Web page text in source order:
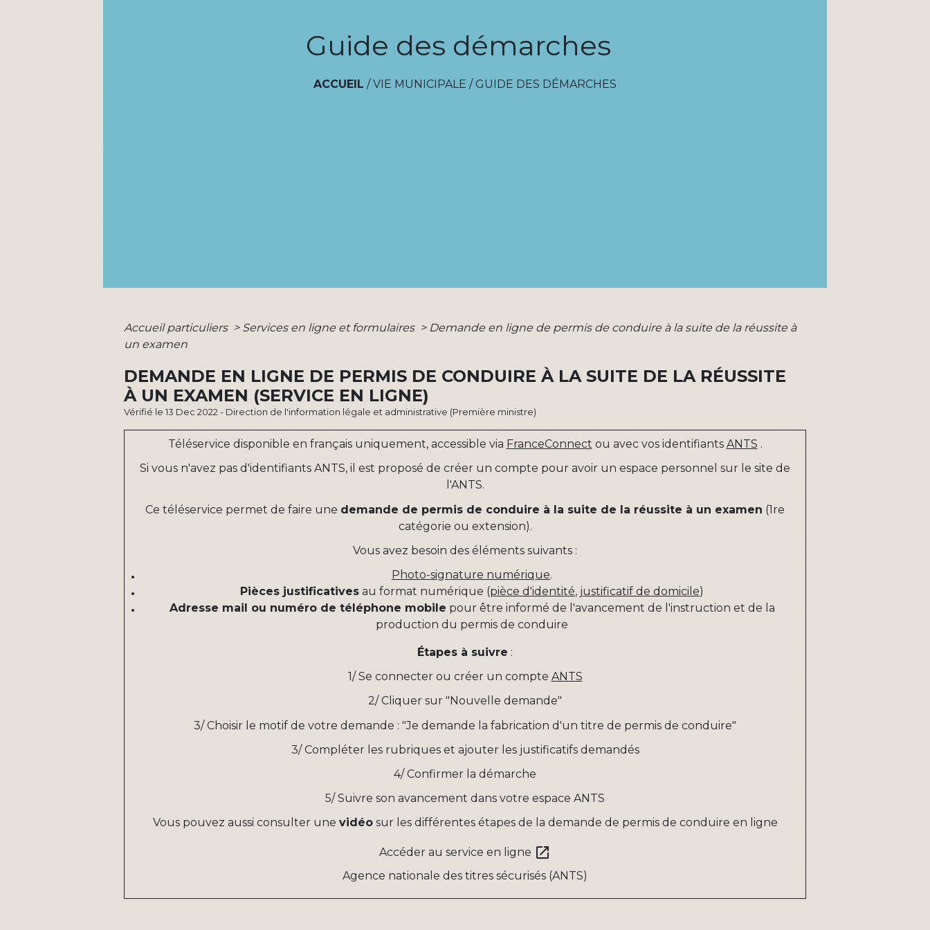
Guide des démarches
ACCUEIL /VIE MUNICIPALE / GUIDE DES DÉMARCHES
Accueil particuliers > Services en ligne et formulaires > Demande en ligne de permis de conduire à la suite de la réussite à
un examen
DEMANDE EN LIGNE DE PERMIS DE CONDUIRE À LA SUITE DE LA RÉUSSITE
À UN EXAMEN (SERVICE EN LIGNE)
Vérifié le 13 Dec 2022 - Direction de l'information légale et administrative (Première ministre)
Téléservice disponible en français uniquement, accessible via FranceConnect ou avec vos identifiants ANTS .
Si vous n'avez pas d'identifiants ANTS, il est proposé de créer un compte pour avoir un espace personnel sur le site de
l'ANTS.
Ce téléservice permet de faire une demande de permis de conduire à la suite de la réussite à un examen (1re
catégorie ou extension).
Vous avez besoin des éléments suivants :
Photo-signature numérique.
Pièces justificatives au format numérique (pièce d'identité, justificatif de domicile)
Adresse mail ou numéro de téléphone mobile pour être informé de l'avancement de l'instruction et de la
production du permis de conduire
Étapes à suivre :
1/ Se connecter ou créer un compte ANTS
2/ Cliquer sur "Nouvelle demande"
3/ Choisir le motif de votre demande : "Je demande la fabrication d'un titre de permis de conduire"
3/ Compléter les rubriques et ajouter les justificatifs demandés
4/ Confirmer la démarche
5/ Suivre son avancement dans votre espace ANTS
Vous pouvez aussi consulter une vidéosur les différentes étapes de la demande de permis de conduire en ligne
Accéder au service en ligne open_in_new
Agence nationale des titres sécurisés (ANTS)